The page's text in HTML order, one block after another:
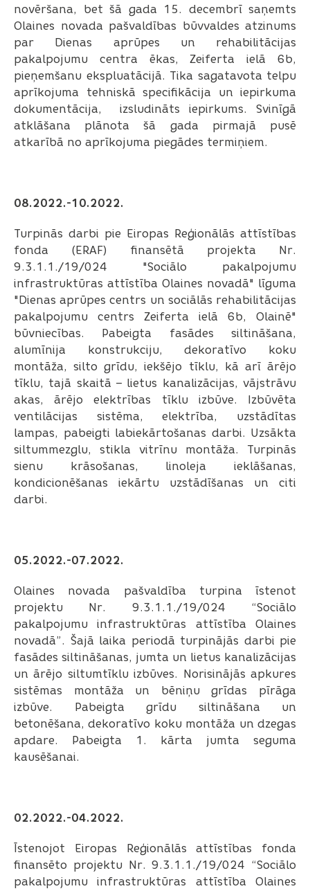
novēršana, bet šā gada 15. decembrī saņemts
Olaines novada pašvaldības būvvaldes atzinums
par Dienas aprūpes un rehabilitācijas
pakalpojumu centra ēkas, Zeiferta ielā 6b,
pieņemšanu ekspluatācijā. Tika sagatavota telpu
aprīkojuma tehniskā specifikācija un iepirkuma
dokumentācija, izsludināts iepirkums. Svinīgā
atklāšana plānota šā gada pirmajā pusē
atkarībā no aprīkojuma piegādes termiņiem.
08.2022.-10.2022.
Turpinās darbi pie Eiropas Reģionālās attīstības
fonda (ERAF) finansētā projekta Nr.
9.3.1.1./19/024 "Sociālo pakalpojumu
infrastruktūras attīstība Olaines novadā" līguma
"Dienas aprūpes centrs un sociālās rehabilitācijas
pakalpojumu centrs Zeiferta ielā 6b, Olainē"
būvniecības. Pabeigta fasādes siltināšana,
alumīnija konstrukciju, dekoratīvo koku
montāža, silto grīdu, iekšējo tīklu, kā arī ārējo
tīklu, tajā skaitā – lietus kanalizācijas, vājstrāvu
akas, ārējo elektrības tīklu izbūve. Izbūvēta
ventilācijas sistēma, elektrība, uzstādītas
lampas, pabeigti labiekārtošanas darbi. Uzsākta
siltummezglu, stikla vitrīnu montāža. Turpinās
sienu krāsošanas, linoleja ieklāšanas,
kondicionēšanas iekārtu uzstādīšanas un citi
darbi.
05.2022.-07.2022.
Olaines novada pašvaldība turpina īstenot
projektu Nr. 9.3.1.1./19/024 “Sociālo
pakalpojumu infrastruktūras attīstība Olaines
novadā”. Šajā laika periodā turpinājās darbi pie
fasādes siltināšanas, jumta un lietus kanalizācijas
un ārējo siltumtīklu izbūves. Norisinājās apkures
sistēmas montāža un bēniņu grīdas pīrāga
izbūve. Pabeigta grīdu siltināšana un
betonēšana, dekoratīvo koku montāža un dzegas
apdare. Pabeigta 1. kārta jumta seguma
kausēšanai.
02.2022.-04.2022.
Īstenojot Eiropas Reģionālās attīstības fonda
finansēto projektu Nr. 9.3.1.1./19/024 “Sociālo
pakalpojumu infrastruktūras attīstība Olaines